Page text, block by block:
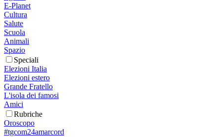
E-Planet
Cultura
Salute
Scuola
Animali
Spazio
Speciali
Elezioni Italia
Elezioni estero
Grande Fratello
L'isola dei famosi
Amici
Rubriche
Oroscopo
#tgcom24amarcord